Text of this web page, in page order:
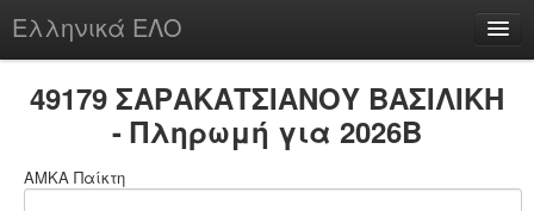
Ελληνικά ΕΛΟ
chesstu.be @ discord
49179 ΣΑΡΑΚΑΤΣΙΑΝΟΥ ΒΑΣΙΛΙΚΗ
- Πληρωμή για 2026B
ΑΜΚΑ Παίκτη